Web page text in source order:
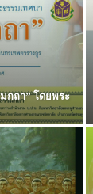
กถา” โดยพระ